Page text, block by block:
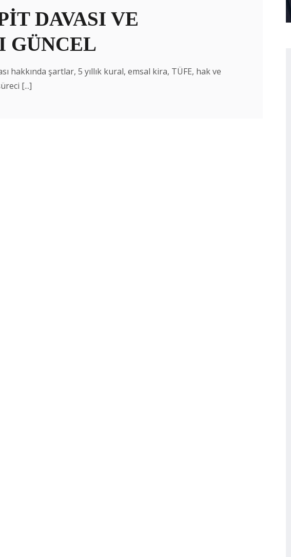
DAVASI VE
GÜNCEL
hakkında şartlar, 5 yıllık kural, emsal kira, TÜFE, hak ve
[...]